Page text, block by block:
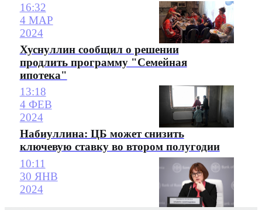
16:32
4 МАР
2024
Хуснуллин сообщил о решении
продлить программу "Семейная
ипотека"
13:18
4 ФЕВ
2024
Набиуллина: ЦБ может снизить
ключевую ставку во втором полугодии
10:11
30 ЯНВ
2024